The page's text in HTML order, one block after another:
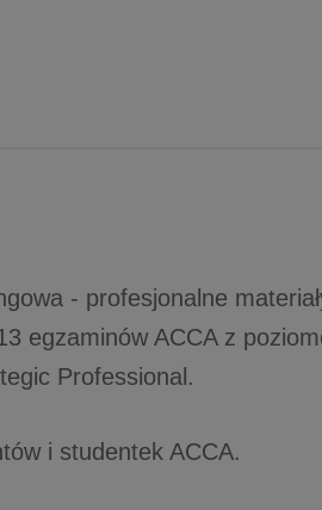
- profesjonalne
egzaminów ACCA z
Professional.
i studentek ACCA.